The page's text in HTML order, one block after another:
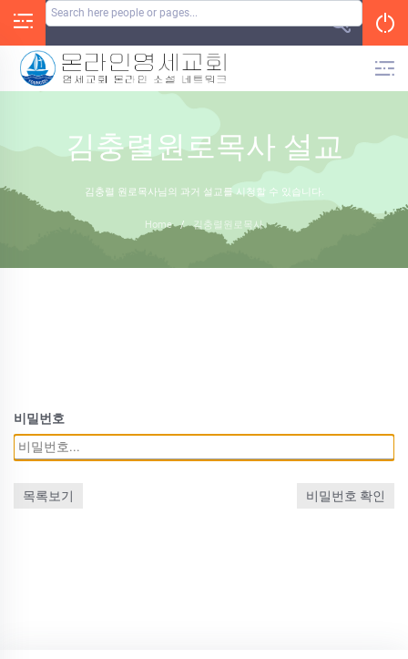
김충렬원로목사 설교
김충렬 원로목사님의 과거 설교를 시청할 수 있습니다.
Home / 김충렬원로목사
비밀번호
목록보기 비밀번호 확인